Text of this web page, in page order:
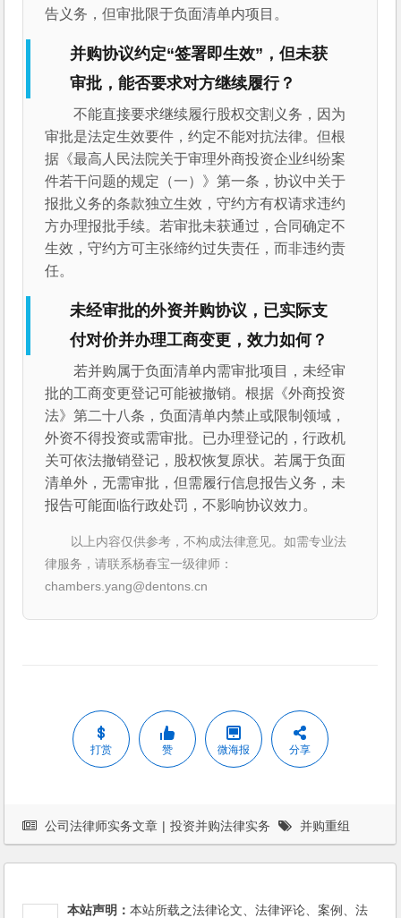
告义务，但审批限于负面清单内项目。
并购协议约定“签署即生效”，但未获
审批，能否要求对方继续履行？
不能直接要求继续履行股权交割义务，因为
审批是法定生效要件，约定不能对抗法律。但根
据《最高人民法院关于审理外商投资企业纠纷案
件若干问题的规定（一）》第一条，协议中关于
报批义务的条款独立生效，守约方有权请求违约
方办理报批手续。若审批未获通过，合同确定不
生效，守约方可主张缔约过失责任，而非违约责
任。
未经审批的外资并购协议，已实际支
付对价并办理工商变更，效力如何？
若并购属于负面清单内需审批项目，未经审
批的工商变更登记可能被撤销。根据《外商投资
法》第二十八条，负面清单内禁止或限制领域，
外资不得投资或需审批。已办理登记的，行政机
关可依法撤销登记，股权恢复原状。若属于负面
清单外，无需审批，但需履行信息报告义务，未
报告可能面临行政处罚，不影响协议效力。
以上内容仅供参考，不构成法律意见。如需专业法
律服务，请联系杨春宝一级律师：
chambers.yang@dentons.cn
打赏 赞 微海报 分享
公司法律师实务文章 | 投资并购法律实务 并购重组
本站声明：本站所载之法律论文、法律评论、案例、法